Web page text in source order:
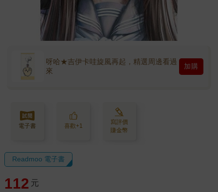
呀哈★吉伊卡哇旋風再起，精選周邊看過
來
加購
電子書 喜歡+1
寫評價
賺金幣
Readmoo 電子書
112 元